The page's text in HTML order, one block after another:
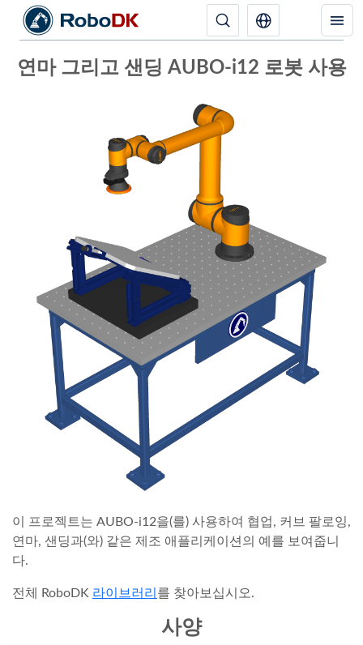
연마 그리고 샌딩 AUBO-i12 로봇 사용
이 프로젝트는 AUBO-i12을(를) 사용하여 협업, 커브 팔로잉,
연마, 샌딩과(와) 같은 제조 애플리케이션의 예를 보여줍니
다.
전체 RoboDK 라이브러리 를 찾아보십시오.
사양